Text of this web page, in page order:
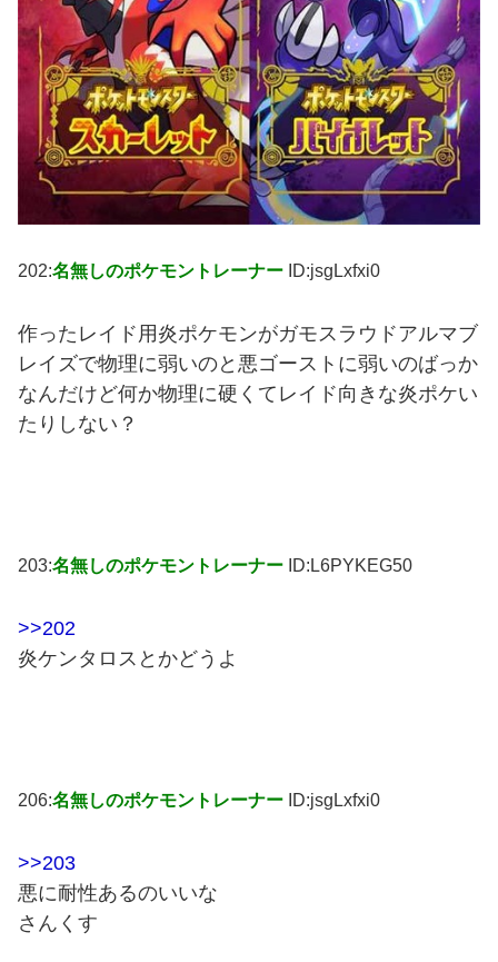
202:名無しのポケモントレーナー ID:jsgLxfxi0
作ったレイド用炎ポケモンがガモスラウドアルマブ
レイズで物理に弱いのと悪ゴーストに弱いのばっか
なんだけど何か物理に硬くてレイド向きな炎ポケい
たりしない？
203:名無しのポケモントレーナー ID:L6PYKEG50
>>202
炎ケンタロスとかどうよ
206:名無しのポケモントレーナー ID:jsgLxfxi0
>>203
悪に耐性あるのいいな
さんくす